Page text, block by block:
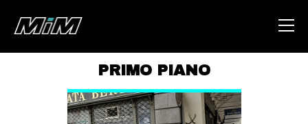
ABOUT
PRIMO PIANO